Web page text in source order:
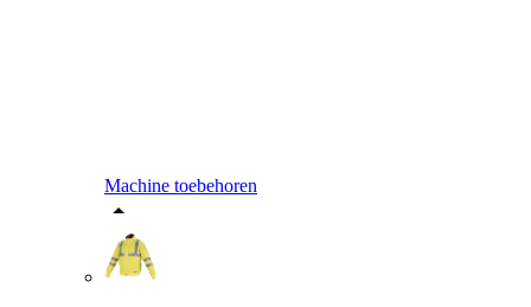
Machine toebehoren